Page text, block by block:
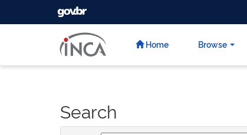
GOVBR
Home Browse
Search